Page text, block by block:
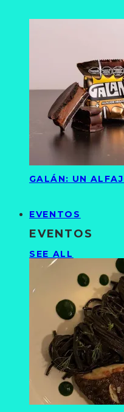
GALÁN: UN
EVENTOS
EVENTOS
SEE ALL